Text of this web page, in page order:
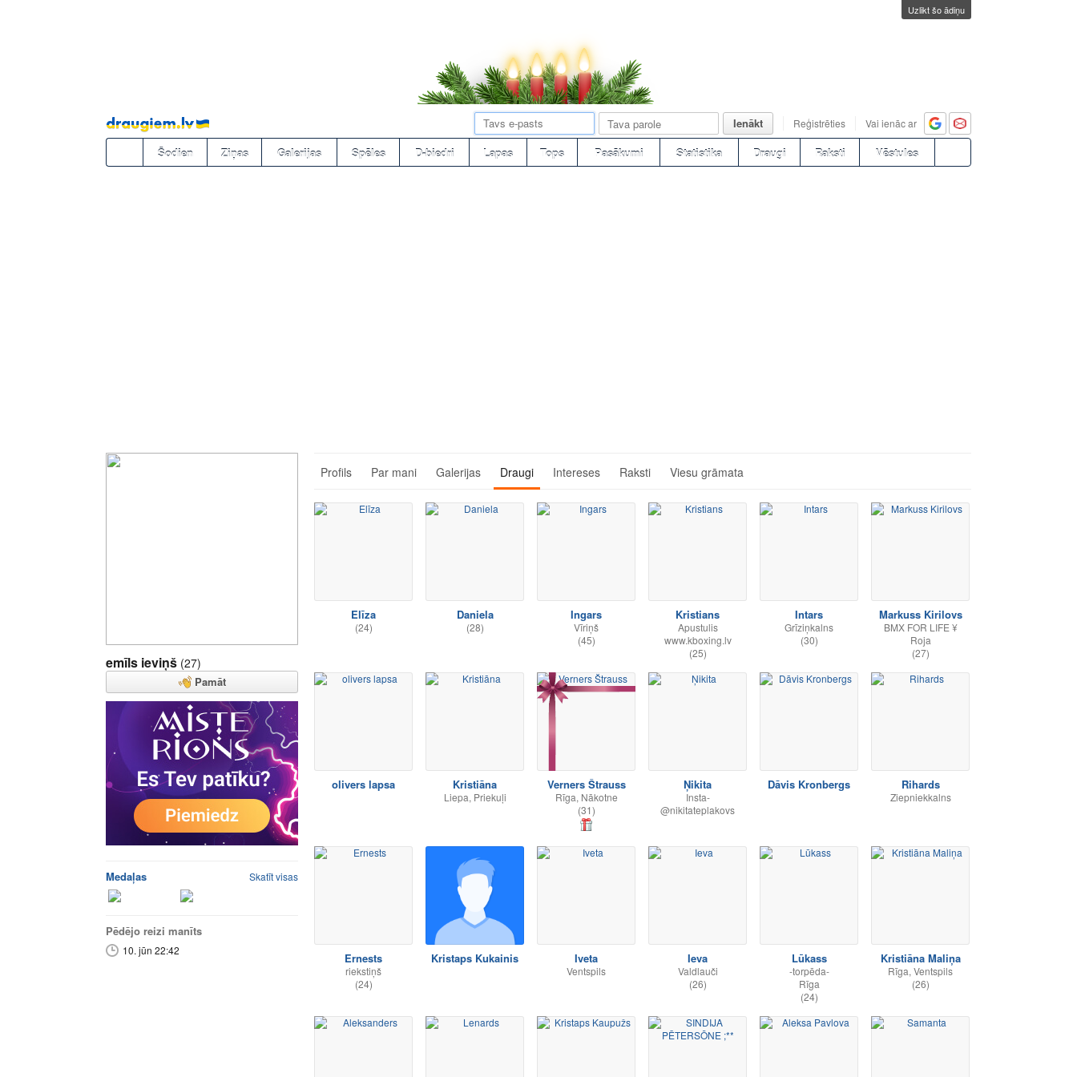
Uzlikt šo ādiņu
Pāriet
uz
saturu
Ienākt Reģistrēties Vai ienāc ar
Šodien Ziņas Galerijas Spēles D-biedri Lapas Tops Pasākumi Statistika Draugi Raksti Vēstules
emīls ieviņš (27)
Pamāt
Medaļas Skatīt visas
Pēdējo reizi manīts
10. jūn 22:42
Profils Par mani Galerijas Draugi Intereses Raksti Viesu grāmata
Elīza
(24)
Daniela
(28)
Ingars
Vīriņš
(45)
Kristians
Apustulis
www.kboxing.lv
(25)
Intars
Grīziņkalns
(30)
Markuss Kirilovs
BMX FOR LIFE ¥
Roja
(27)
olivers lapsa Kristiāna
Liepa, Priekuļi
Verners Štrauss
Rīga, Nākotne
(31)
Ņikita
Insta-
@nikitateplakovs
Dāvis Kronbergs Rihards
Ziepniekkalns
Ernests
riekstiņš
(24)
Kristaps Kukainis Iveta
Ventspils
Ieva
Valdlauči
(26)
Lūkass
-torpēda-
Rīga
(24)
Kristiāna Maliņa
Rīga, Ventspils
(26)